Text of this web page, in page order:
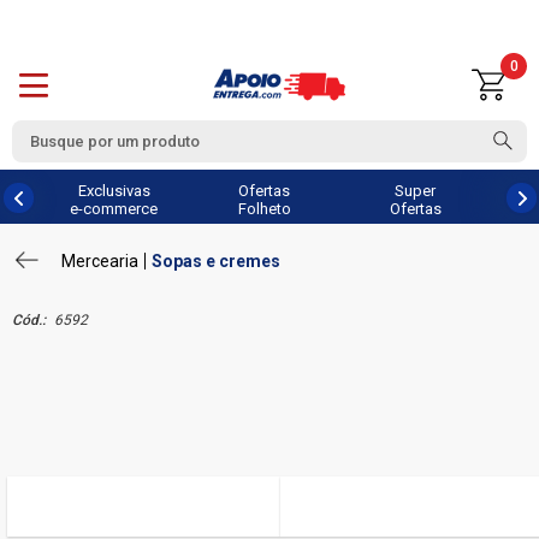
0
Exclusivas
e-commerce
Ofertas
Folheto
Super
Ofertas
Mercearia Sopas e cremes
Cód.: 6592